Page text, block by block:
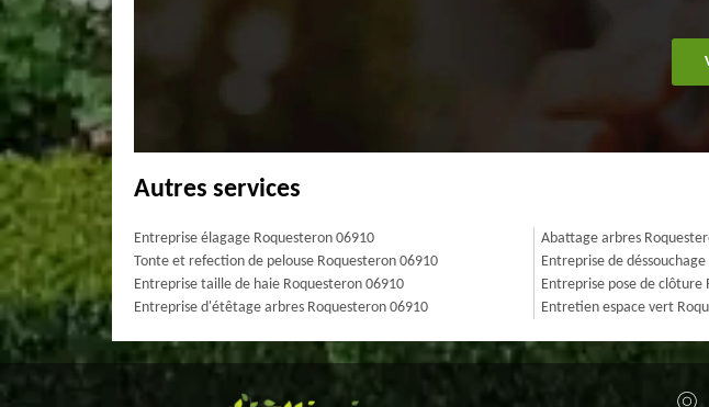
Autres services
Entreprise élagage Roquesteron 06910
Tonte et refection de pelouse Roquesteron 06910
Entreprise taille de haie Roquesteron 06910
Entreprise d'étêtage arbres Roquesteron 06910
Abattage arbres
Entreprise de
Entreprise pose de clôture
Entretien espace vert